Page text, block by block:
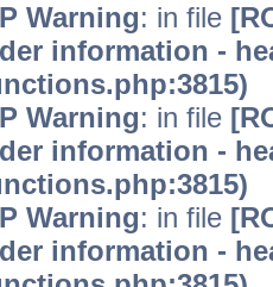
Warning: in file
information -
Warning: in file
information -
Warning: in file
information -